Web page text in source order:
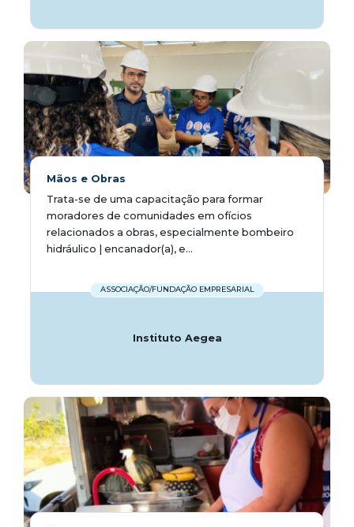
Mãos e Obras
Trata-se de uma capacitação para formar
moradores de comunidades em ofícios
relacionados a obras, especialmente bombeiro
hidráulico | encanador(a), e...
ASSOCIAÇÃO/FUNDAÇÃO EMPRESARIAL
Instituto Aegea